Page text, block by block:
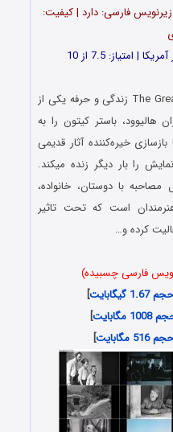
| مدت: 102 دقیقه | زیرنویس فارسی: دارد | کیفیت:
مستند باستر بزرگ The Great Buster 2018 زندگی و حرفه یکی از
هالیوود، باستر کیتون را به
خیره‌کننده آثار قدیمی
را بار دیگر زنده میکند.
با دوستان، خانواده،
است که تحت تاثیر
کرده و…
فارسی چسبیده)
]
]
]